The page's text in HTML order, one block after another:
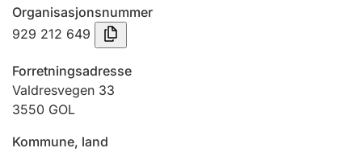
Tinglysing
Jeger
Organisasjonsnummer
929 212 649
Forretningsadresse
Valdresvegen 33
3550 GOL
Kommune, land